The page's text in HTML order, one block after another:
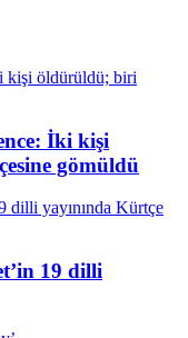
İki kişi
gömüldü
19 dilli